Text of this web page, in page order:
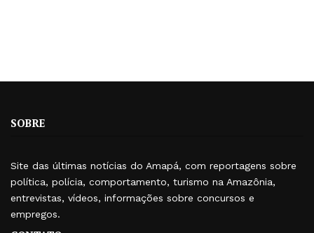
SOBRE
Site das últimas notícias do Amapá, com reportagens sobre
política, polícia, comportamento, turismo na Amazônia,
entrevistas, vídeos, informações sobre concursos e
empregos.